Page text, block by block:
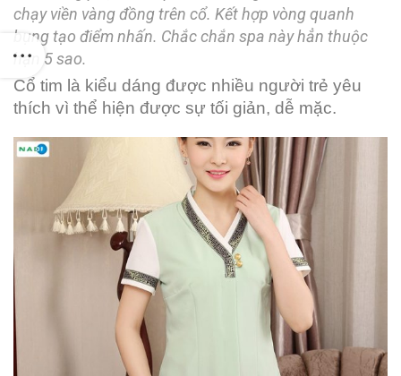
chạy viền vàng đồng trên cổ. Kết hợp vòng quanh
bụng tạo điểm nhấn. Chắc chắn spa này hẳn thuộc
hạn 5 sao.
Cổ tim là kiểu dáng được nhiều người trẻ yêu
thích vì thể hiện được sự tối giản, dễ mặc.